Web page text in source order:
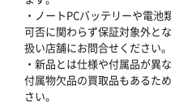
・ノートPCバッテリーや電
可否に関わらず保証対象外と
扱い店舗にお問合せください。
・新品とは仕様や付属品が異
付属物欠品の買取品もあるた
さい。